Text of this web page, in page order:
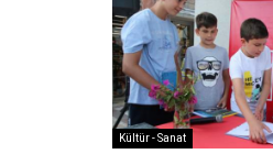
Kültür - Sanat